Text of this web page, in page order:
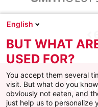
English
BUT WHAT
USED FOR?
You accept them several
visit. But what do you
obviously not eaten, and
just help us to personalize